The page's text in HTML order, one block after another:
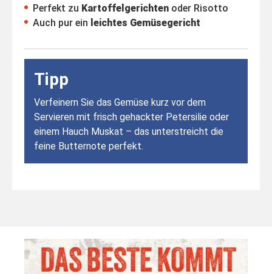
Perfekt zu Kartoffelgerichten oder Risotto
Auch pur ein leichtes Gemüsegericht
Tipp
Verfeinern Sie das Gemüse kurz vor dem
Servieren mit frisch gehackter Petersilie oder
einem Hauch Muskat – das unterstreicht die
feine Butternote perfekt.